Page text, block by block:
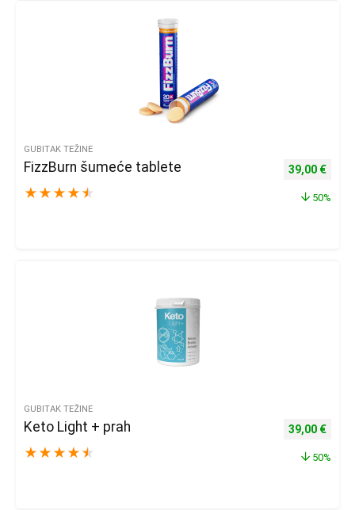
GUBITAK TEŽINE
FizzBurn šumeće tablete
★ ★ ★ ★ ★
Izvorna
39,00 €
50%
GUBITAK TEŽINE
Keto Light + prah
★ ★ ★ ★ ★
Izvorna
39,00 €
50%